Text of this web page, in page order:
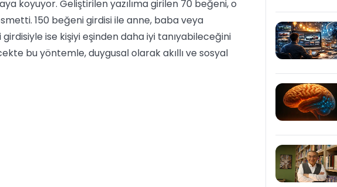
koyuyor. Geliştirilen yazılıma girilen 70 beğeni, o
150 beğeni girdisi ile anne, baba veya
ise kişiyi eşinden daha iyi tanıyabileceğini
bu yöntemle, duygusal olarak akıllı ve sosyal